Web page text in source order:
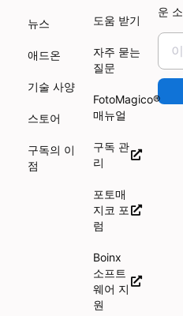
뉴스
애드온
기술 사양
스토어
구독의 이
점
도움 받기
자주 묻는
질문
FotoMagico®
매뉴얼
구독 관
리
포토매
지코 포
럼
Boinx
소프트
웨어 지
원
운